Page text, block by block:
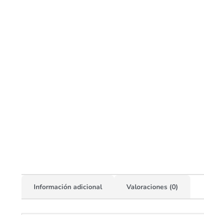
Información adicional Valoraciones (0)